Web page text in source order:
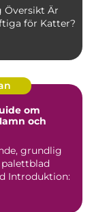
Är
för Katter?
om
och
grundlig